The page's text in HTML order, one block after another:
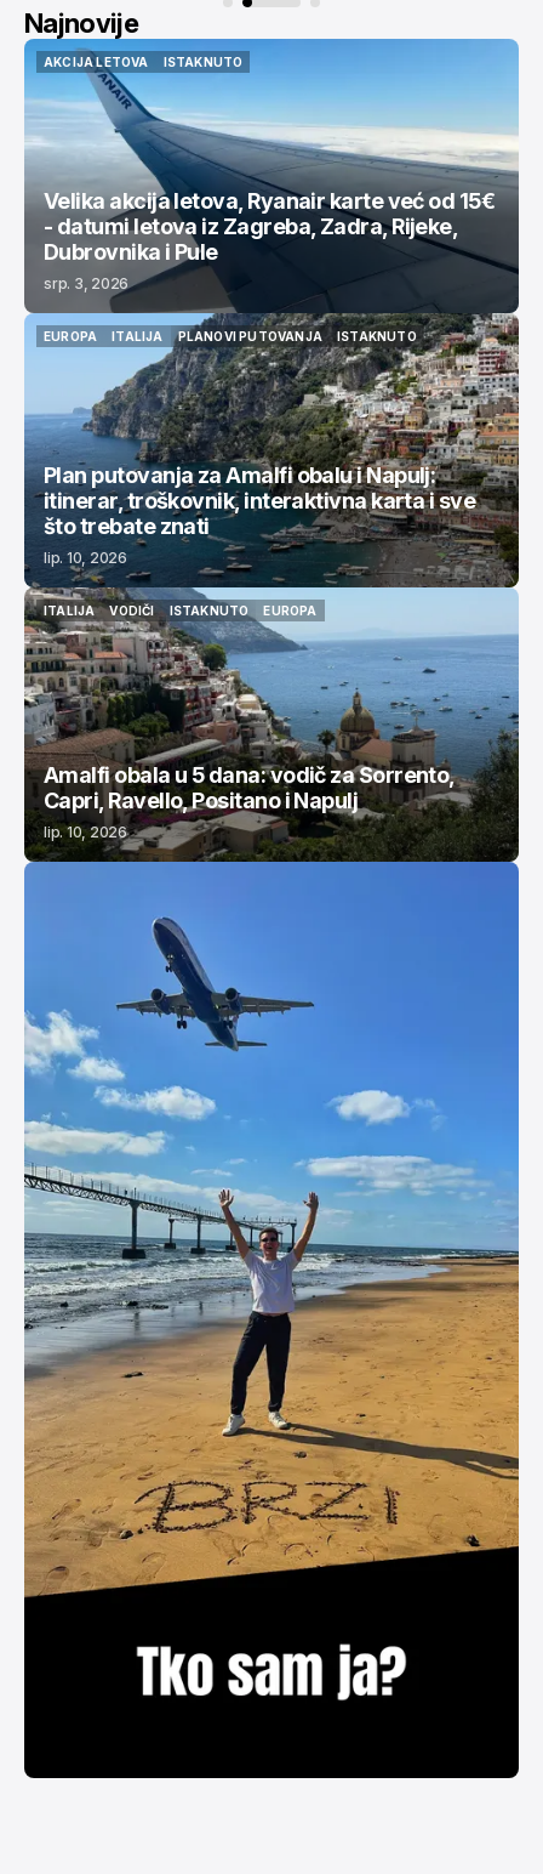
Najnovije
AKCIJA LETOVA
AKCIJA LETOVA
ISTAKNUTO
Velika akcija letova, Ryanair karte već od 15€
- datumi letova iz Zagreba, Zadra, Rijeke,
Dubrovnika i Pule
srp. 3, 2026
EUROPA
ITALIJA
ITALIJA
PLANOVI PUTOVANJA
PLANOVI PUTOVANJA
ISTAKNUTO
ISTAKNUTO
Plan putovanja za Amalfi obalu i Napulj:
itinerar, troškovnik, interaktivna karta i sve
što trebate znati
lip. 10, 2026
ITALIJA
ITALIJA
VODIČI
VODIČI
ISTAKNUTO
ISTAKNUTO
EUROPA
EUROPA
Amalfi obala u 5 dana: vodič za Sorrento,
Capri, Ravello, Positano i Napulj
lip. 10, 2026